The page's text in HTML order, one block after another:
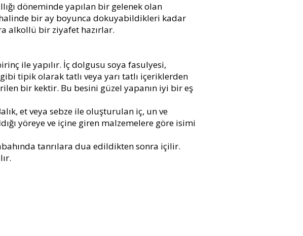
döneminde yapılan bir gelenek olan
bir ay boyunca dokuyabildikleri kadar
alkollü bir ziyafet hazırlar.
ile yapılır. İç dolgusu soya fasulyesi,
tipik olarak tatlı veya yarı tatlı içeriklerden
bir kektir. Bu besini güzel yapanın iyi bir eş
et veya sebze ile oluşturulan iç, un ve
yöreye ve içine giren malzemelere göre isimi
tanrılara dua edildikten sonra içilir.